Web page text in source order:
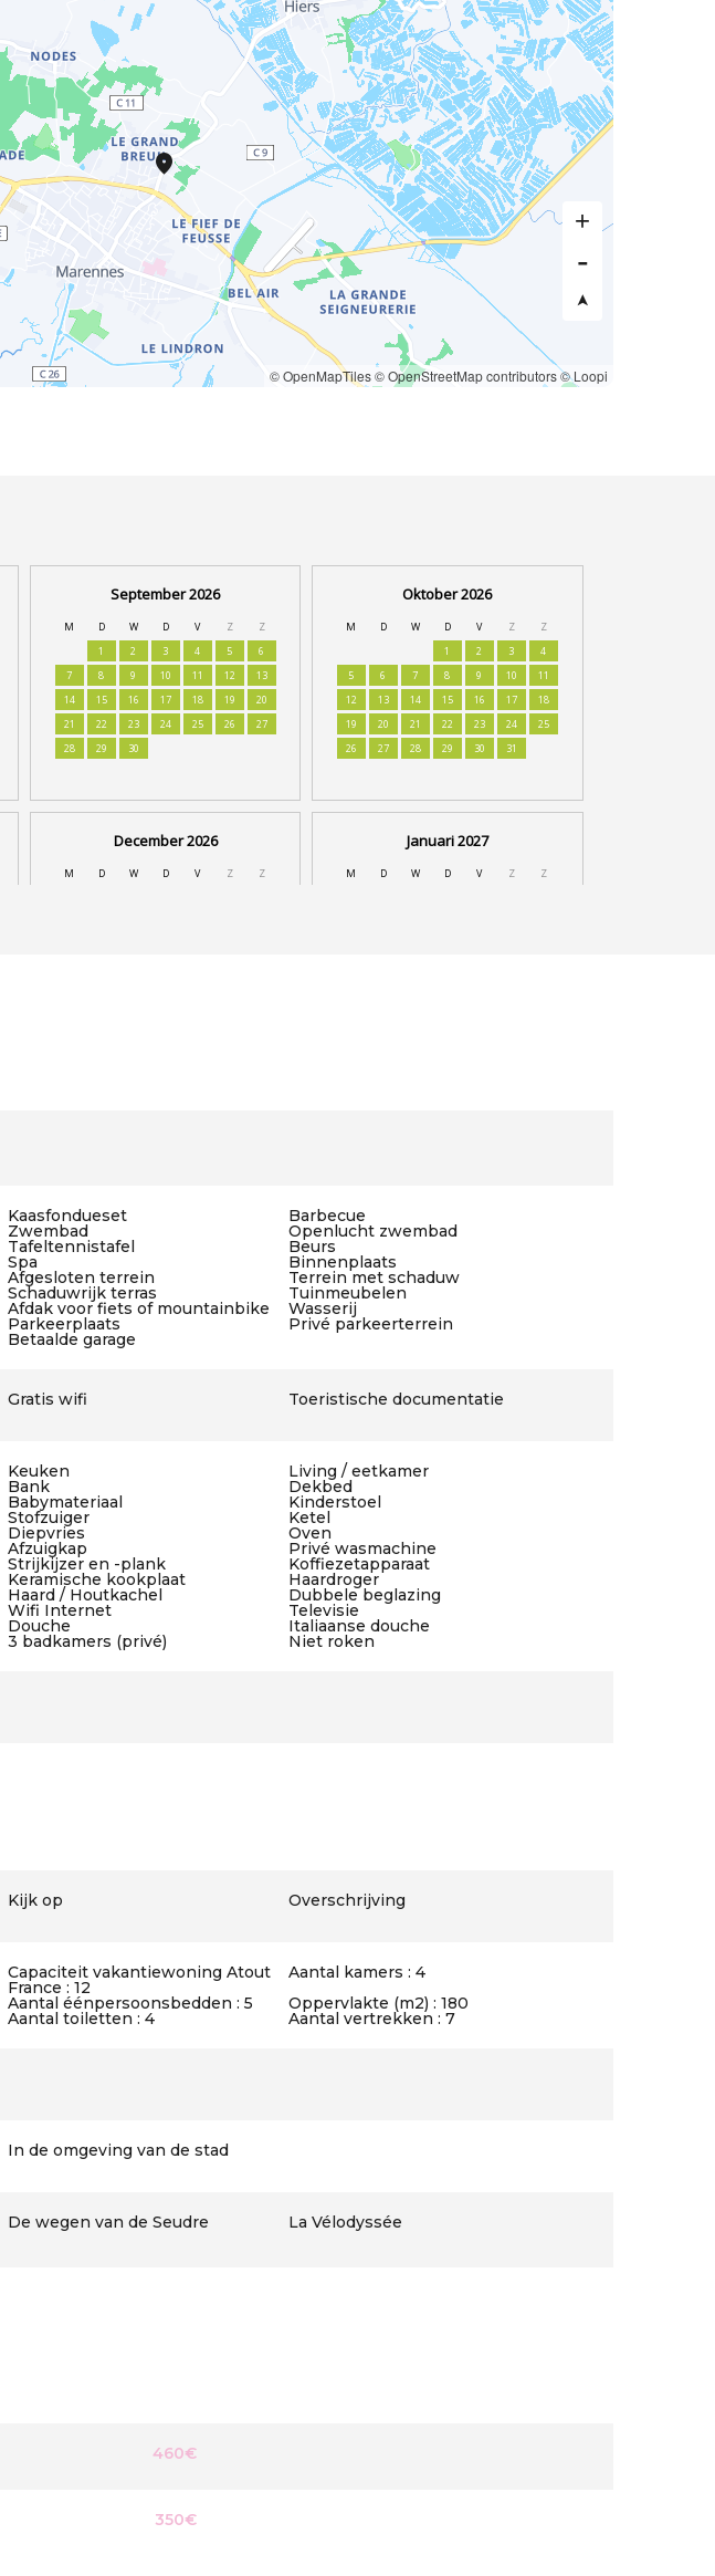
© OpenMapTiles© OpenStreetMap contributors© Loopi
Kaasfondueset Barbecue
Zwembad Openlucht zwembad
Tafeltennistafel Beurs
Spa Binnenplaats
Afgesloten terrein Terrein met schaduw
Schaduwrijk terras Tuinmeubelen
Afdak voor fiets of mountainbike Wasserij
Parkeerplaats Privé parkeerterrein
Betaalde garage
Gratis wifi Toeristische documentatie
Keuken Living / eetkamer
Bank Dekbed
Babymateriaal Kinderstoel
Stofzuiger Ketel
Diepvries Oven
Afzuigkap Privé wasmachine
Strijkijzer en -plank Koffiezetapparaat
Keramische kookplaat Haardroger
Haard / Houtkachel Dubbele beglazing
Wifi Internet Televisie
Douche Italiaanse douche
3 badkamers (privé) Niet roken
Kijk op Overschrijving
Capaciteit vakantiewoning Atout
France : 12
Aantal kamers : 4
Aantal éénpersoonsbedden : 5 Oppervlakte (m2) : 180
Aantal toiletten : 4 Aantal vertrekken : 7
In de omgeving van de stad
De wegen van de Seudre La Vélodyssée
460€
350€